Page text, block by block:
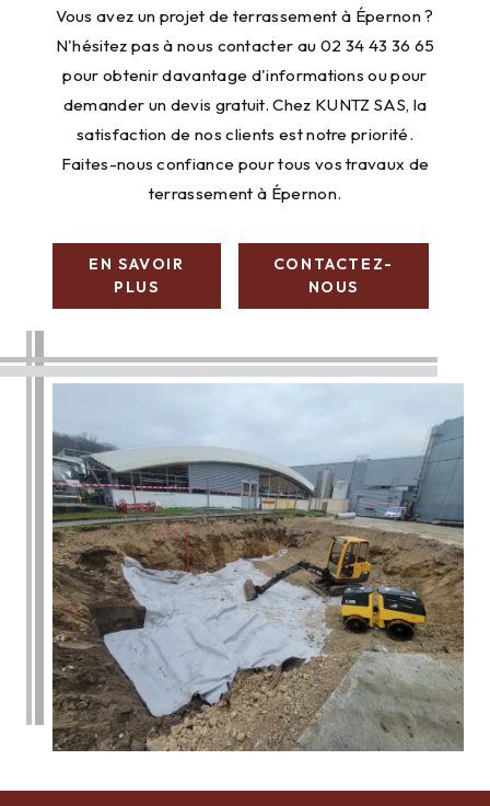
Vous avez un projet de terrassement à Épernon ?
N'hésitez pas à nous contacter au 02 34 43 36 65
pour obtenir davantage d'informations ou pour
demander un devis gratuit. Chez KUNTZ SAS, la
satisfaction de nos clients est notre priorité.
Faites-nous confiance pour tous vos travaux de
terrassement à Épernon.
EN SAVOIR
PLUS
CONTACTEZ-
NOUS